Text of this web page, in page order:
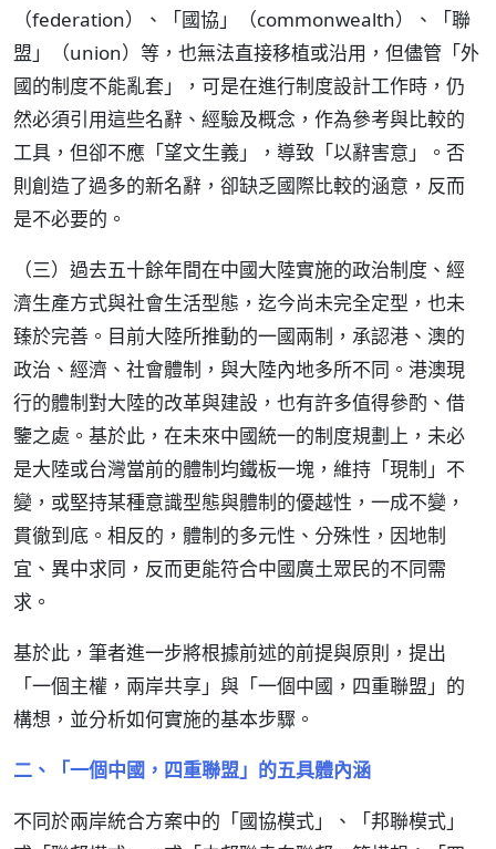
（federation）、「國協」（commonwealth）、「聯
盟」（union）等，也無法直接移植或沿用，但儘管「外
國的制度不能亂套」，可是在進行制度設計工作時，仍
然必須引用這些名辭、經驗及概念，作為參考與比較的
工具，但卻不應「望文生義」，導致「以辭害意」。否
則創造了過多的新名辭，卻缺乏國際比較的涵意，反而
是不必要的。
（三）過去五十餘年間在中國大陸實施的政治制度、經
濟生產方式與社會生活型態，迄今尚未完全定型，也未
臻於完善。目前大陸所推動的一國兩制，承認港、澳的
政治、經濟、社會體制，與大陸內地多所不同。港澳現
行的體制對大陸的改革與建設，也有許多值得參酌、借
鑒之處。基於此，在未來中國統一的制度規劃上，未必
是大陸或台灣當前的體制均鐵板一塊，維持「現制」不
變，或堅持某種意識型態與體制的優越性，一成不變，
貫徹到底。相反的，體制的多元性、分殊性，因地制
宜、異中求同，反而更能符合中國廣土眾民的不同需
求。
基於此，筆者進一步將根據前述的前提與原則，提出
「一個主權，兩岸共享」與「一個中國，四重聯盟」的
構想，並分析如何實施的基本步驟。
二、「一個中國，四重聯盟」的五具體內涵
不同於兩岸統合方案中的「國協模式」、「邦聯模式」